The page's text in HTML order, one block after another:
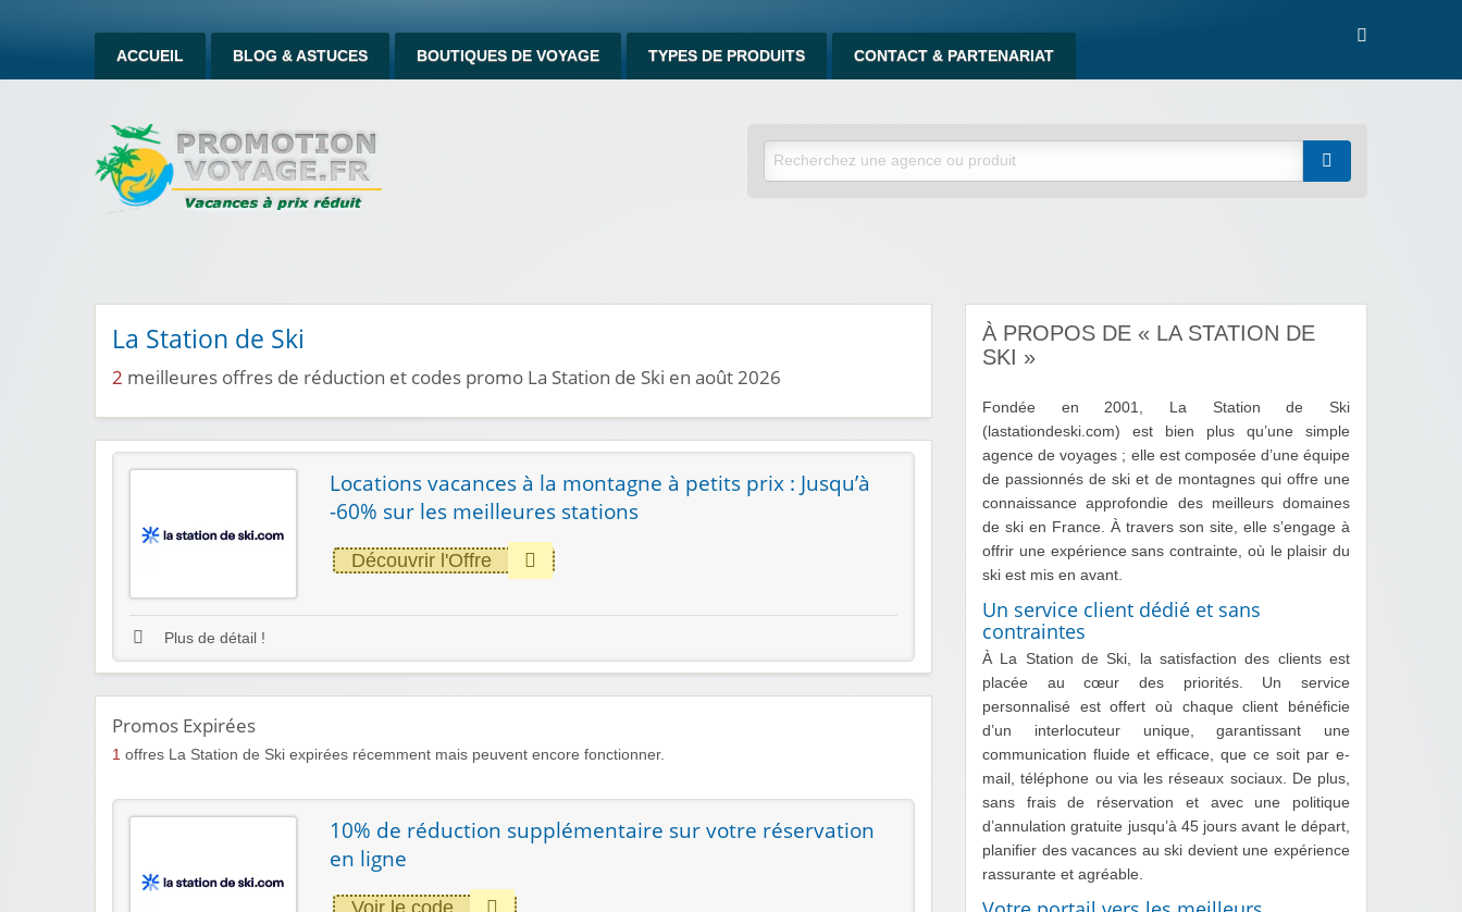
ACCUEIL BLOG & ASTUCES BOUTIQUES DE VOYAGE TYPES DE PRODUITS CONTACT & PARTENARIAT
La Station de Ski
2 meilleures offres de réduction et codes promo La Station de Ski en août 2026
Locations vacances à la montagne à petits prix : Jusqu’à
-60% sur les meilleures stations
Découvrir l'Offre
Plus de détail !
Promos Expirées
1 offres La Station de Ski expirées récemment mais peuvent encore fonctionner.
10% de réduction supplémentaire sur votre réservation
en ligne
Voir le code
À PROPOS DE « LA STATION DE
SKI »
Fondée en 2001, La Station de Ski
(lastationdeski.com) est bien plus qu’une simple
agence de voyages ; elle est composée d’une équipe
de passionnés de ski et de montagnes qui offre une
connaissance approfondie des meilleurs domaines
de ski en France. À travers son site, elle s’engage à
offrir une expérience sans contrainte, où le plaisir du
ski est mis en avant.
Un service client dédié et sans
contraintes
À La Station de Ski, la satisfaction des clients est
placée au cœur des priorités. Un service
personnalisé est offert où chaque client bénéficie
d’un interlocuteur unique, garantissant une
communication fluide et efficace, que ce soit par e-
mail, téléphone ou via les réseaux sociaux. De plus,
sans frais de réservation et avec une politique
d’annulation gratuite jusqu’à 45 jours avant le départ,
planifier des vacances au ski devient une expérience
rassurante et agréable.